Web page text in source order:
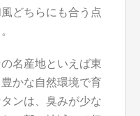
どちらにも合う点
名産地といえば東
かな自然環境で育
ンは、臭みが少な